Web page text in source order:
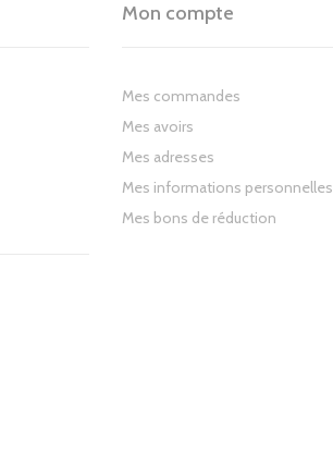
Mon compte
Mes commandes
Mes avoirs
Mes adresses
Mes informations personnelles
Mes bons de réduction